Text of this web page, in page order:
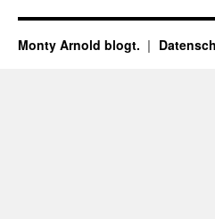
Monty Arnold blogt.